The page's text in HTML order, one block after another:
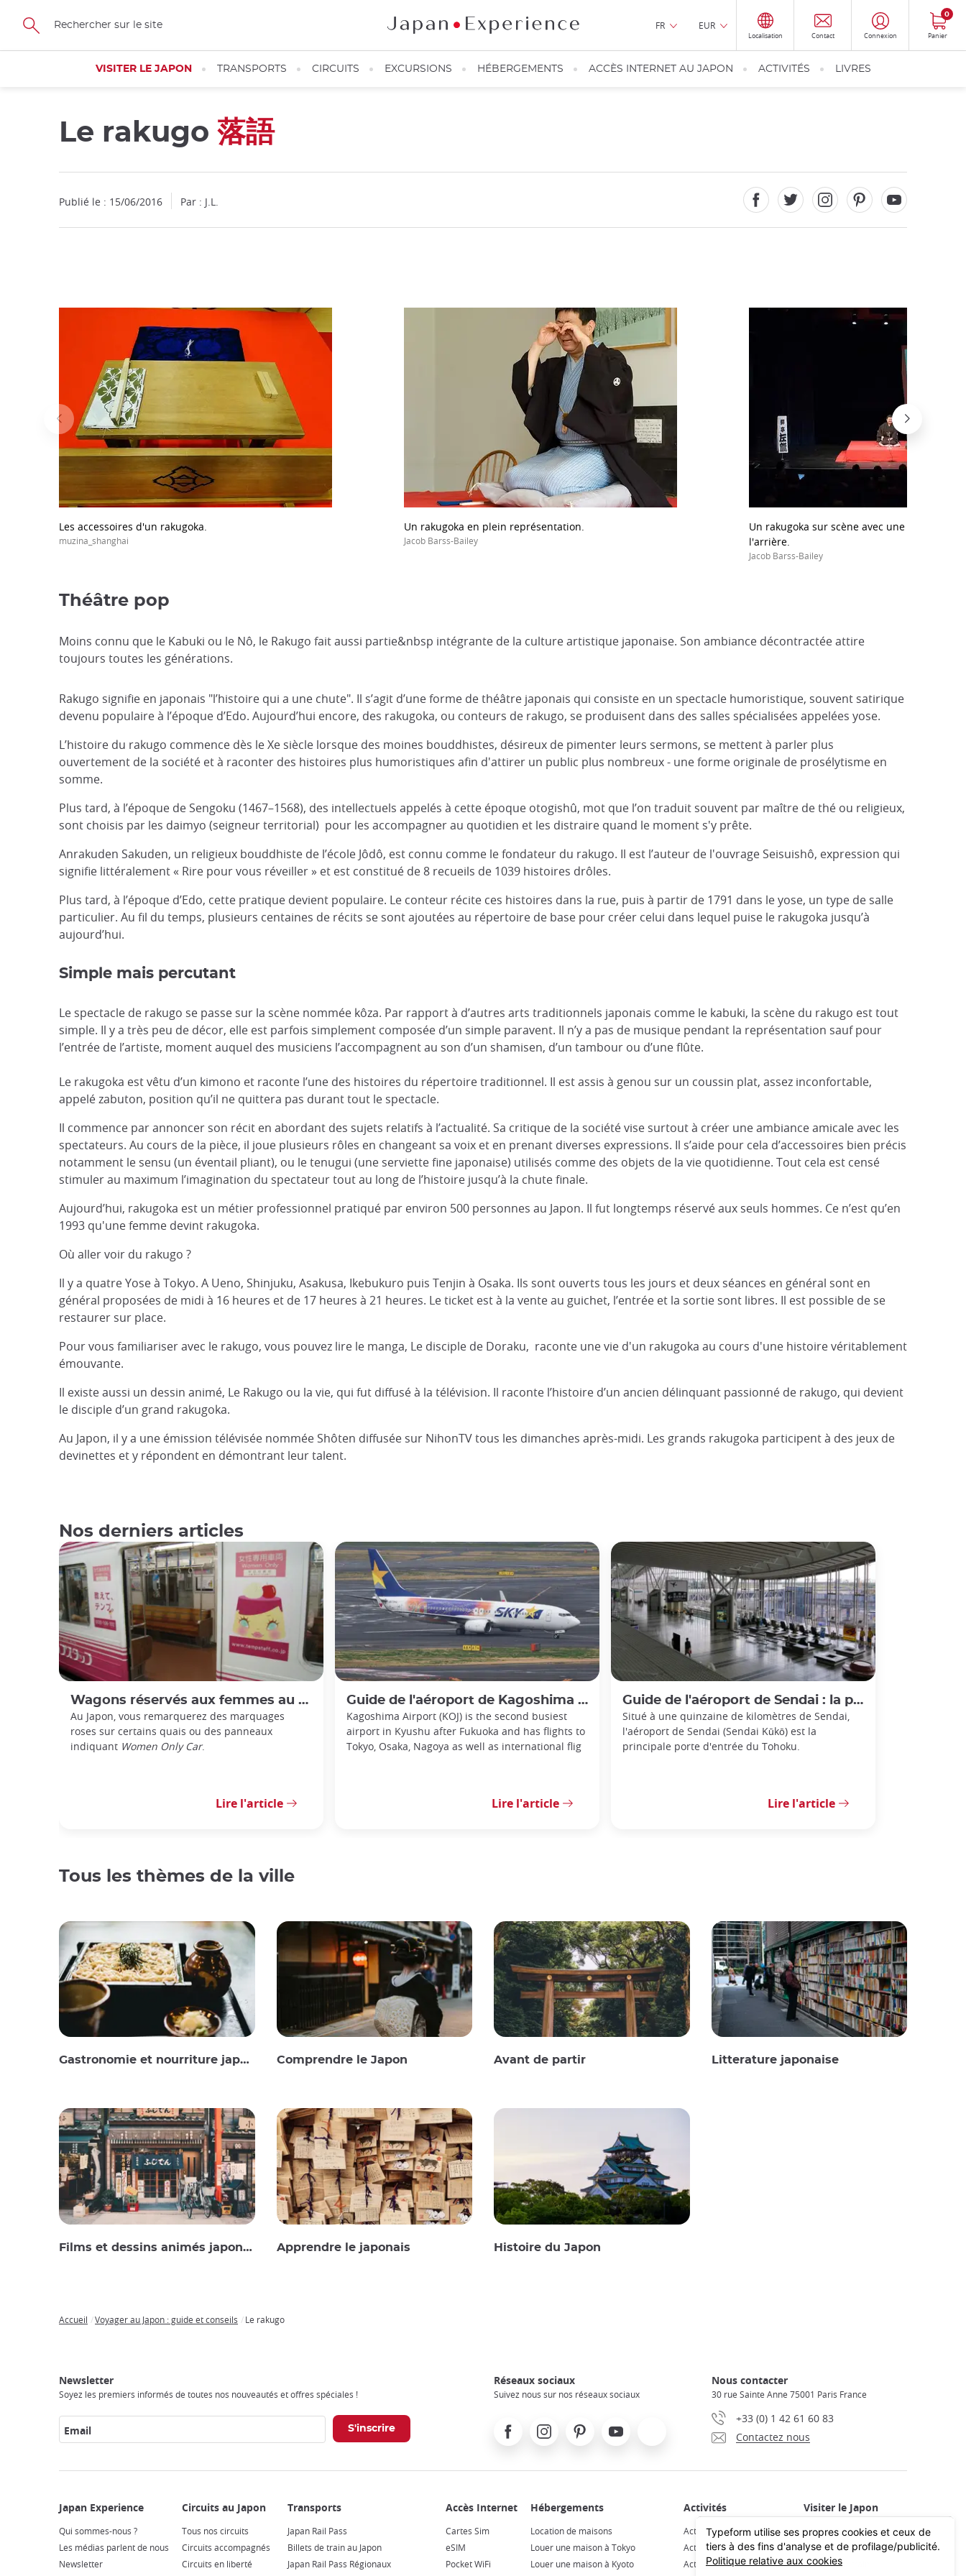
Skip
main
FR EUR
Localisation Contact Connexion Panier
0
VISITER LE JAPON TRANSPORTS CIRCUITS EXCURSIONS HÉBERGEMENTS ACCÈS INTERNET AU JAPON ACTIVITÉS LIVRES
Le rakugo 落語
Publié le : 15/06/2016 Par : J.L.
Les accessoires d'un rakugoka.
muzina_shanghai
Un rakugoka en plein représentation.
Jacob Barss-Bailey
Un rakugoka sur scène avec une traduction
l'arrière.
Jacob Barss-Bailey
Théâtre pop
Moins connu que le Kabuki ou le Nô, le Rakugo fait aussi partie&nbsp intégrante de la culture artistique japonaise. Son ambiance décontractée attire
toujours toutes les générations.
Rakugo signifie en japonais "l’histoire qui a une chute". Il s’agit d’une forme de théâtre japonais qui consiste en un spectacle humoristique, souvent satirique
devenu populaire à l’époque d’Edo. Aujourd’hui encore, des rakugoka, ou conteurs de rakugo, se produisent dans des salles spécialisées appelées yose.
L’histoire du rakugo commence dès le Xe siècle lorsque des moines bouddhistes, désireux de pimenter leurs sermons, se mettent à parler plus
ouvertement de la société et à raconter des histoires plus humoristiques afin d'attirer un public plus nombreux - une forme originale de prosélytisme en
somme.
Plus tard, à l’époque de Sengoku (1467–1568), des intellectuels appelés à cette époque otogishû, mot que l’on traduit souvent par maître de thé ou religieux,
sont choisis par les daimyo (seigneur territorial) pour les accompagner au quotidien et les distraire quand le moment s'y prête.
Anrakuden Sakuden, un religieux bouddhiste de l’école Jôdô, est connu comme le fondateur du rakugo. Il est l’auteur de l'ouvrage Seisuishô, expression qui
signifie littéralement « Rire pour vous réveiller » et est constitué de 8 recueils de 1039 histoires drôles.
Plus tard, à l’époque d’Edo, cette pratique devient populaire. Le conteur récite ces histoires dans la rue, puis à partir de 1791 dans le yose, un type de salle
particulier. Au fil du temps, plusieurs centaines de récits se sont ajoutées au répertoire de base pour créer celui dans lequel puise le rakugoka jusqu’à
aujourd’hui.
Simple mais percutant
Le spectacle de rakugo se passe sur la scène nommée kôza. Par rapport à d’autres arts traditionnels japonais comme le kabuki, la scène du rakugo est tout
simple. Il y a très peu de décor, elle est parfois simplement composée d’un simple paravent. Il n’y a pas de musique pendant la représentation sauf pour
l’entrée de l’artiste, moment auquel des musiciens l’accompagnent au son d’un shamisen, d’un tambour ou d’une flûte.
Le rakugoka est vêtu d’un kimono et raconte l’une des histoires du répertoire traditionnel. Il est assis à genou sur un coussin plat, assez inconfortable,
appelé zabuton, position qu’il ne quittera pas durant tout le spectacle.
Il commence par annoncer son récit en abordant des sujets relatifs à l’actualité. Sa critique de la société vise surtout à créer une ambiance amicale avec les
spectateurs. Au cours de la pièce, il joue plusieurs rôles en changeant sa voix et en prenant diverses expressions. Il s’aide pour cela d’accessoires bien précis
notamment le sensu (un éventail pliant), ou le tenugui (une serviette fine japonaise) utilisés comme des objets de la vie quotidienne. Tout cela est censé
stimuler au maximum l’imagination du spectateur tout au long de l’histoire jusqu’à la chute finale.
Aujourd’hui, rakugoka est un métier professionnel pratiqué par environ 500 personnes au Japon. Il fut longtemps réservé aux seuls hommes. Ce n’est qu’en
1993 qu'une femme devint rakugoka.
Où aller voir du rakugo ?
Il y a quatre Yose à Tokyo. A Ueno, Shinjuku, Asakusa, Ikebukuro puis Tenjin à Osaka. Ils sont ouverts tous les jours et deux séances en général sont en
général proposées de midi à 16 heures et de 17 heures à 21 heures. Le ticket est à la vente au guichet, l’entrée et la sortie sont libres. Il est possible de se
restaurer sur place.
Pour vous familiariser avec le rakugo, vous pouvez lire le manga, Le disciple de Doraku, raconte une vie d'un rakugoka au cours d'une histoire véritablement
émouvante.
Il existe aussi un dessin animé, Le Rakugo ou la vie, qui fut diffusé à la télévision. Il raconte l’histoire d’un ancien délinquant passionné de rakugo, qui devient
le disciple d’un grand rakugoka.
Au Japon, il y a une émission télévisée nommée Shôten diffusée sur NihonTV tous les dimanches après-midi. Les grands rakugoka participent à des jeux de
devinettes et y répondent en démontrant leur talent.
Nos derniers articles
Wagons réservés aux femmes au Japon : comment les utiliser ?
Au Japon, vous remarquerez des marquages
roses sur certains quais ou des panneaux
indiquant Women Only Car.
Lire l'article
Guide de l'aéroport de Kagoshima : la porte d'entrée du sud de Kyushu
Kagoshima Airport (KOJ) is the second busiest
airport in Kyushu after Fukuoka and has flights to
Tokyo, Osaka, Nagoya as well as international flig
Lire l'article
Guide de l'aéroport de Sendai : la porte d'entrée du Tohoku
Situé à une quinzaine de kilomètres de Sendai,
l'aéroport de Sendai (Sendai Kūkō) est la
principale porte d'entrée du Tohoku.
Lire l'article
Tous les thèmes de la ville
Gastronomie et nourriture japonaise Comprendre le Japon Avant de partir Litterature japonaise
Films et dessins animés japonais Apprendre le japonais Histoire du Japon
Accueil Voyager au Japon : guide et conseils Le rakugo
Newsletter
Soyez les premiers informés de toutes nos nouveautés et offres spéciales !
Email
Réseaux sociaux
Suivez nous sur nos réseaux sociaux
FacebookInstagramPinterest Youtube
Nous contacter
30 rue Sainte Anne 75001 Paris France
+33 (0) 1 42 61 60 83
Contactez nous
Experience
Qui sommes-nous ?
Les médias parlent de nous
Newsletter
au
Japon
Tous nos circuits
Circuits accompagnés
Circuits en liberté
Japan Rail Pass
Billets de train au Japon
Japan Rail Pass Régionaux
Internet
Cartes Sim
eSIM
Pocket WiFi
Location de maisons
Louer une maison à Tokyo
Louer une maison à Kyoto
Activités et Visites Guidées
Activités à Tokyo
Activités à Kyoto
le
Japon
Découvrir le Japon
Préparer son voyage
Voyager en train